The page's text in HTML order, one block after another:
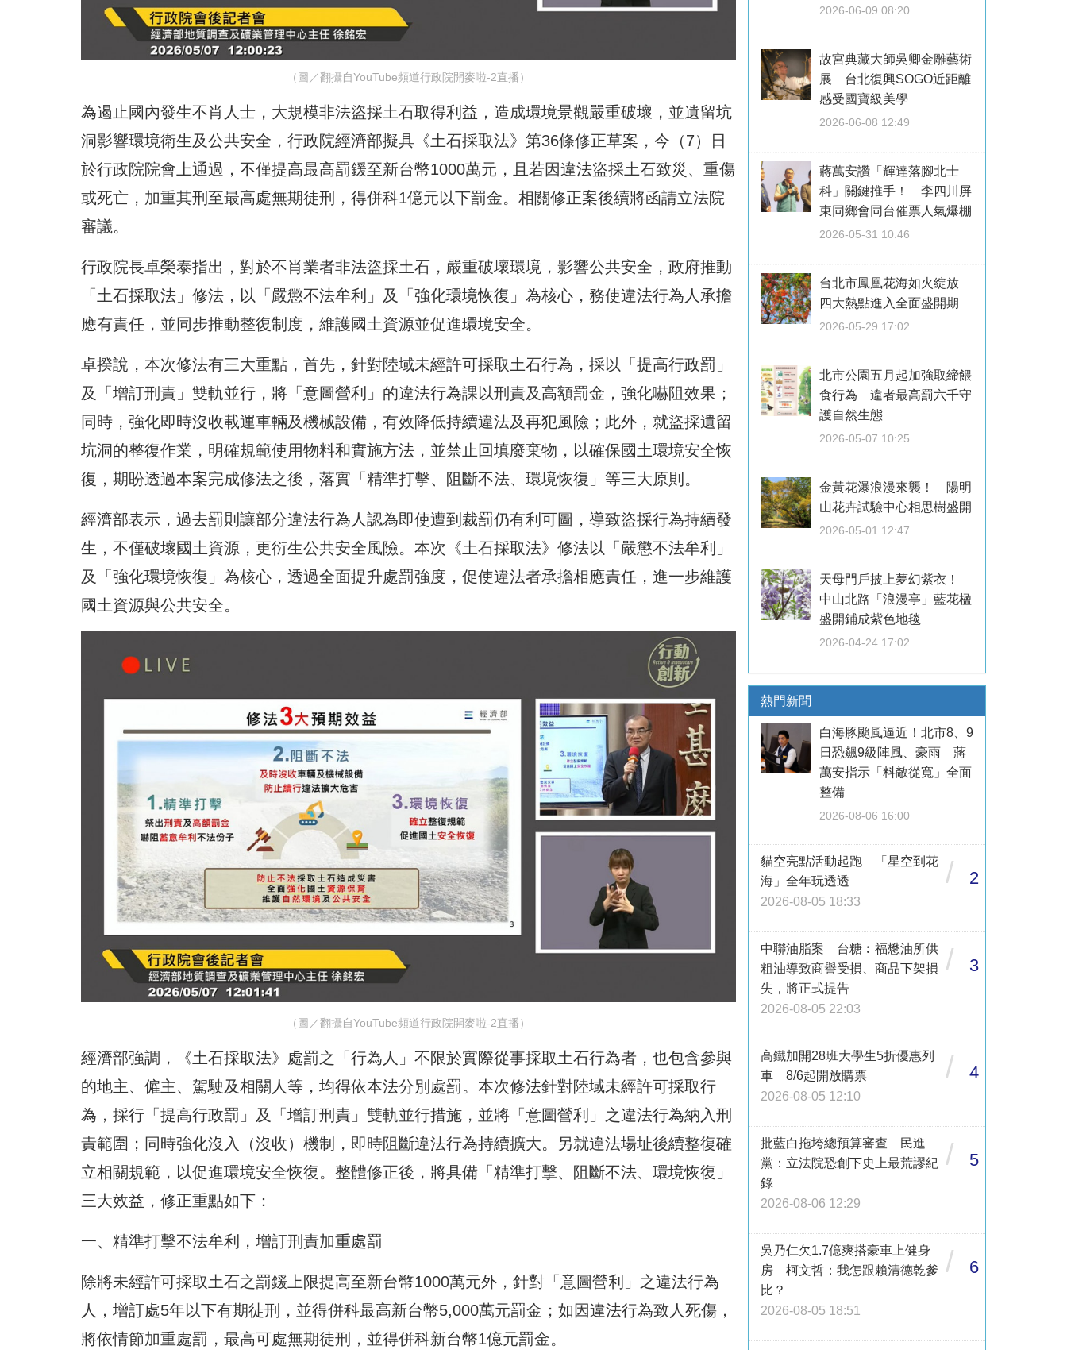
（圖／翻攝自YouTube頻道行政院開麥啦-2直播）
為遏止國內發生不肖人士，大規模非法盜採土石取得利益，造成環境景觀嚴重破壞，並遺留坑
洞影響環境衛生及公共安全，行政院經濟部擬具《土石採取法》第36條修正草案，今（7）日
於行政院院會上通過，不僅提高最高罰鍰至新台幣1000萬元，且若因違法盜採土石致災、重傷
或死亡，加重其刑至最高處無期徒刑，得併科1億元以下罰金。相關修正案後續將函請立法院
審議。
行政院長卓榮泰指出，對於不肖業者非法盜採土石，嚴重破壞環境，影響公共安全，政府推動
「土石採取法」修法，以「嚴懲不法牟利」及「強化環境恢復」為核心，務使違法行為人承擔
應有責任，並同步推動整復制度，維護國土資源並促進環境安全。
卓揆說，本次修法有三大重點，首先，針對陸域未經許可採取土石行為，採以「提高行政罰」
及「增訂刑責」雙軌並行，將「意圖營利」的違法行為課以刑責及高額罰金，強化嚇阻效果；
同時，強化即時沒收載運車輛及機械設備，有效降低持續違法及再犯風險；此外，就盜採遺留
坑洞的整復作業，明確規範使用物料和實施方法，並禁止回填廢棄物，以確保國土環境安全恢
復，期盼透過本案完成修法之後，落實「精準打擊、阻斷不法、環境恢復」等三大原則。
經濟部表示，過去罰則讓部分違法行為人認為即使遭到裁罰仍有利可圖，導致盜採行為持續發
生，不僅破壞國土資源，更衍生公共安全風險。本次《土石採取法》修法以「嚴懲不法牟利」
及「強化環境恢復」為核心，透過全面提升處罰強度，促使違法者承擔相應責任，進一步維護
國土資源與公共安全。
（圖／翻攝自YouTube頻道行政院開麥啦-2直播）
經濟部強調，《土石採取法》處罰之「行為人」不限於實際從事採取土石行為者，也包含參與
的地主、僱主、駕駛及相關人等，均得依本法分別處罰。本次修法針對陸域未經許可採取行
為，採行「提高行政罰」及「增訂刑責」雙軌並行措施，並將「意圖營利」之違法行為納入刑
責範圍；同時強化沒入（沒收）機制，即時阻斷違法行為持續擴大。另就違法場址後續整復確
立相關規範，以促進環境安全恢復。整體修正後，將具備「精準打擊、阻斷不法、環境恢復」
三大效益，修正重點如下：
一、精準打擊不法牟利，增訂刑責加重處罰
除將未經許可採取土石之罰鍰上限提高至新台幣1000萬元外，針對「意圖營利」之違法行為
人，增訂處5年以下有期徒刑，並得併科最高新台幣5,000萬元罰金；如因違法行為致人死傷，
將依情節加重處罰，最高可處無期徒刑，並得併科新台幣1億元罰金。
2026-06-09 08:20
故宮典藏大師吳卿金雕藝術
展 台北復興SOGO近距離
感受國寶級美學
2026-06-08 12:49
蔣萬安讚「輝達落腳北士
科」關鍵推手！ 李四川屏
東同鄉會同台催票人氣爆棚
2026-05-31 10:46
台北市鳳凰花海如火綻放
四大熱點進入全面盛開期
2026-05-29 17:02
北市公園五月起加強取締餵
食行為 違者最高罰六千守
護自然生態
2026-05-07 10:25
金黃花瀑浪漫來襲！ 陽明
山花卉試驗中心相思樹盛開
2026-05-01 12:47
天母門戶披上夢幻紫衣！
中山北路「浪漫亭」藍花楹
盛開鋪成紫色地毯
2026-04-24 17:02
熱門新聞
白海豚颱風逼近！北市8、9
日恐飆9級陣風、豪雨 蔣
萬安指示「料敵從寬」全面
整備
2026-08-06 16:00
貓空亮點活動起跑 「星空到花
海」全年玩透透
2026-08-05 18:33
/ 2
中聯油脂案 台糖︰福懋油所供
粗油導致商譽受損、商品下架損
失，將正式提告
2026-08-05 22:03
/ 3
高鐵加開28班大學生5折優惠列
車 8/6起開放購票
2026-08-05 12:10
/ 4
批藍白拖垮總預算審查 民進
黨：立法院恐創下史上最荒謬紀
錄
2026-08-06 12:29
/ 5
吳乃仁欠1.7億爽搭豪車上健身
房 柯文哲：我怎跟賴清德乾爹
比？
2026-08-05 18:51
/ 6